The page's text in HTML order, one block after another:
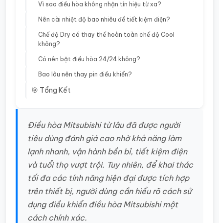
Vì sao điều hòa không nhận tín hiệu từ xa?
Nên cài nhiệt độ bao nhiêu để tiết kiệm điện?
Chế độ Dry có thay thế hoàn toàn chế độ Cool
không?
Có nên bật điều hòa 24/24 không?
Bao lâu nên thay pin điều khiển?
🎯 Tổng Kết
Điều hòa Mitsubishi từ lâu đã được người
tiêu dùng đánh giá cao nhờ khả năng làm
lạnh nhanh, vận hành bền bỉ, tiết kiệm điện
và tuổi thọ vượt trội. Tuy nhiên, để khai thác
tối đa các tính năng hiện đại được tích hợp
trên thiết bị, người dùng cần hiểu rõ cách sử
dụng điều khiển điều hòa Mitsubishi một
cách chính xác.